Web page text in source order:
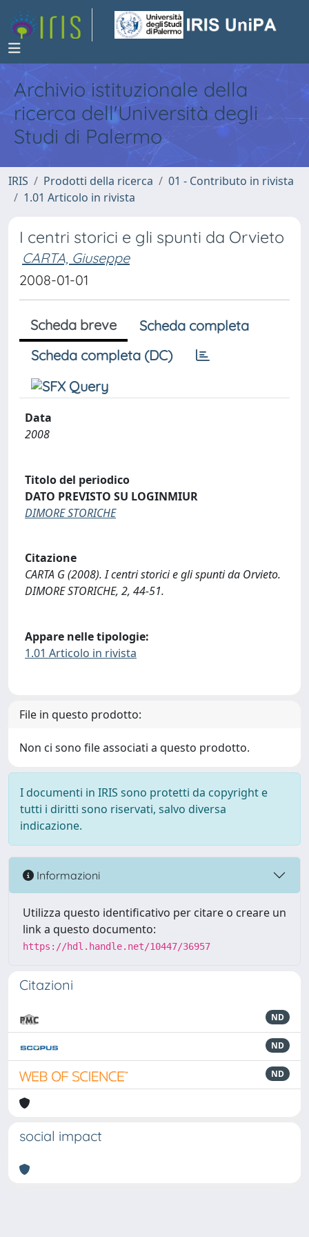
Archivio istituzionale della
ricerca dell'Università degli
Studi di Palermo
IRIS Prodotti della ricerca
01 - Contributo in rivista
1.01 Articolo in rivista
I centri storici e gli spunti da Orvieto
CARTA, Giuseppe
2008-01-01
Scheda breve
Scheda completa
Scheda completa (DC)
Data
2008
Titolo del periodico
DATO PREVISTO SU LOGINMIUR
DIMORE STORICHE
Citazione
CARTA G (2008). I centri storici e gli spunti da Orvieto.
DIMORE STORICHE, 2, 44-51.
Appare nelle tipologie:
1.01 Articolo in rivista
File in questo prodotto:
Non ci sono file associati a questo prodotto.
I documenti in IRIS sono protetti da copyright e
tutti i diritti sono riservati, salvo diversa
indicazione.
Informazioni
Utilizza questo identificativo per citare o creare un
link a questo documento:
https://hdl.handle.net/10447/36957
Citazioni
ND
ND
ND
social impact